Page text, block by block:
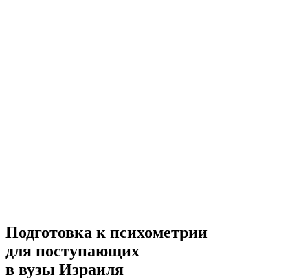
Подготовка к психометрии
для поступающих
в вузы Израиля